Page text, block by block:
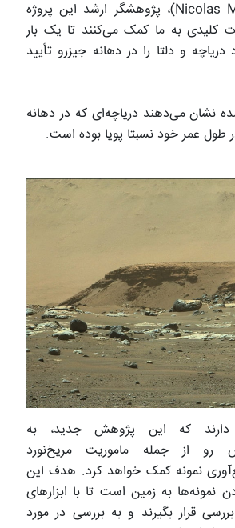
منگولد» (Nicolas Mangold)، پژوهشگر ارشد این پروژه
کلیدی به ما کمک می‌کنند تا یک بار
و دلتا را در دهانه جیزرو تأیید
نشان می‌دهند دریاچه‌ای که در دهانه
طول عمر خود نسبتا پویا بوده است.
دارند که این پژوهش جدید، به
رو از جمله ماموریت مریخ‌نورد
نمونه کمک خواهد کرد. هدف این
نمونه‌ها به زمین است تا با ابزارهای
قرار بگیرند و به بررسی در مورد